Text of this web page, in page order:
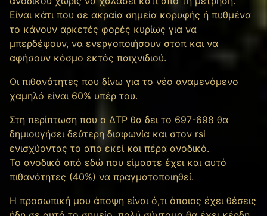
Είναι κάτι που σε ακραία σημεία κορυφής ή πυθμένα
το κάνουν αρκετές φορές κυρίως για να
μπερδέψουν, να ενεργοποιήσουν στοπ και να
αφήσουν κόσμο εκτός παιχνιδιού.
Οι πιθανότητες που δίνω για το νέο αναμενόμενο
χαμηλό είναι 60% υπέρ του.
Στη περίπτωση που ο ΔΤΡ θα δει το 697-698 θα
δημιουγήσει δεύτερη διαφωνία και στον rsi
ενισχύοντας το απο εκεί και πέρα ανοδικό.
Το ανοδικό από εδώ που είμαστε έχει και αυτό
πιθανότητες (40%) να πραγματοποιηθεί.
Η προσωπική μου άποψη είναι ό,τι όποιος έχει θέσεις